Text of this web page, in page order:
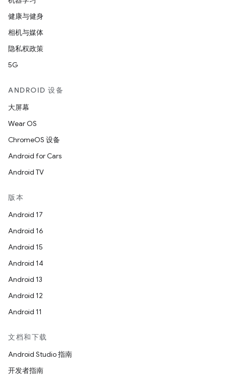
健康与健身
相机与媒体
隐私权政策
5G
ANDROID 设备
大屏幕
Wear OS
ChromeOS 设备
Android for Cars
Android TV
版本
Android 17
Android 16
Android 15
Android 14
Android 13
Android 12
Android 11
文档和下载
Android Studio 指南
开发者指南